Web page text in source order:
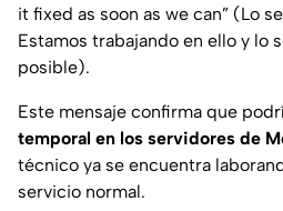
it fixed as soon as we can” (Lo
Estamos trabajando en ello y lo
posible).
Este mensaje confirma que
temporal en los servidores de
técnico ya se encuentra
servicio normal.